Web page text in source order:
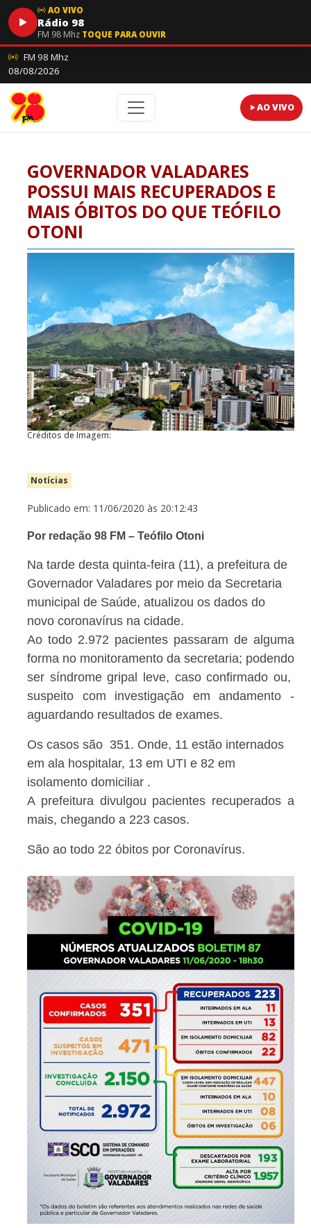
AO VIVO
Rádio 98
FM 98 Mhz TOQUE PARA OUVIR
FM 98 Mhz
08/08/2026
AO VIVO
GOVERNADOR VALADARES
POSSUI MAIS RECUPERADOS E
MAIS ÓBITOS DO QUE TEÓFILO
OTONI
Créditos de Imagem:
Notícias
Publicado em: 11/06/2020 às 20:12:43
Por redação 98 FM – Teófilo Otoni
Na tarde desta quinta-feira (11), a prefeitura de
Governador Valadares por meio da Secretaria
municipal de Saúde, atualizou os dados do
novo coronavírus na cidade.
Ao todo 2.972 pacientes passaram de alguma
forma no monitoramento da secretaria; podendo
ser síndrome gripal leve, caso confirmado ou,
suspeito com investigação em andamento -
aguardando resultados de exames.
Os casos são 351. Onde, 11 estão internados
em ala hospitalar, 13 em UTI e 82 em
isolamento domiciliar .
A prefeitura divulgou pacientes recuperados a
mais, chegando a 223 casos.
São ao todo 22 óbitos por Coronavírus.